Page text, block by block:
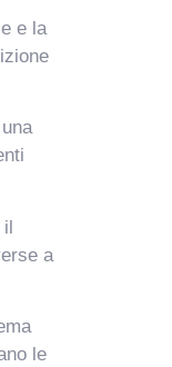
e la
il
a
le